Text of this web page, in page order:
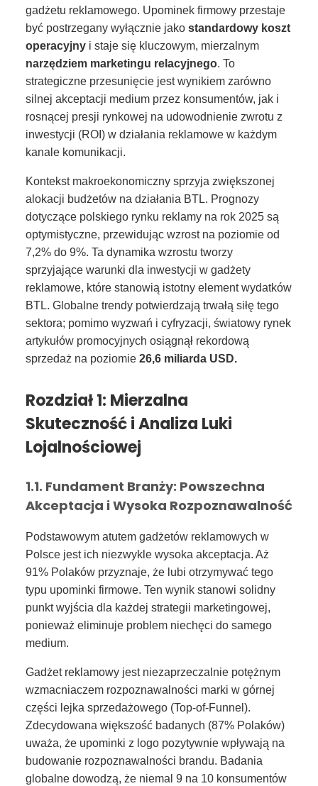
gadżetu reklamowego. Upominek firmowy przestaje
być postrzegany wyłącznie jako standardowy koszt
operacyjny i staje się kluczowym, mierzalnym
narzędziem marketingu relacyjnego. To
strategiczne przesunięcie jest wynikiem zarówno
silnej akceptacji medium przez konsumentów, jak i
rosnącej presji rynkowej na udowodnienie zwrotu z
inwestycji (ROI) w działania reklamowe w każdym
kanale komunikacji.
Kontekst makroekonomiczny sprzyja zwiększonej
alokacji budżetów na działania BTL. Prognozy
dotyczące polskiego rynku reklamy na rok 2025 są
optymistyczne, przewidując wzrost na poziomie od
7,2% do 9%. Ta dynamika wzrostu tworzy
sprzyjające warunki dla inwestycji w gadżety
reklamowe, które stanowią istotny element wydatków
BTL. Globalne trendy potwierdzają trwałą siłę tego
sektora; pomimo wyzwań i cyfryzacji, światowy rynek
artykułów promocyjnych osiągnął rekordową
sprzedaż na poziomie 26,6 miliarda USD.
Rozdział 1: Mierzalna
Skuteczność i Analiza Luki
Lojalnościowej
1.1. Fundament Branży: Powszechna
Akceptacja i Wysoka Rozpoznawalność
Podstawowym atutem gadżetów reklamowych w
Polsce jest ich niezwykle wysoka akceptacja. Aż
91% Polaków przyznaje, że lubi otrzymywać tego
typu upominki firmowe. Ten wynik stanowi solidny
punkt wyjścia dla każdej strategii marketingowej,
ponieważ eliminuje problem niechęci do samego
medium.
Gadżet reklamowy jest niezaprzeczalnie potężnym
wzmacniaczem rozpoznawalności marki w górnej
części lejka sprzedażowego (Top-of-Funnel).
Zdecydowana większość badanych (87% Polaków)
uważa, że upominki z logo pozytywnie wpływają na
budowanie rozpoznawalności brandu. Badania
globalne dowodzą, że niemal 9 na 10 konsumentów